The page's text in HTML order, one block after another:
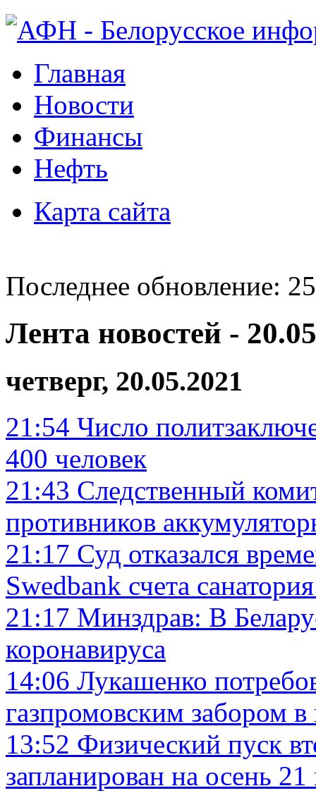
Главная
Новости
Финансы
Нефть
Карта сайта
Последнее обновление:
Лента новостей -
четверг, 20.05.2021
21:54 Число
400 человек
21:43 Следственный
противников
21:17 Суд отказался
Swedbank счета
21:17 Минздрав: В
коронавируса
14:06 Лукашенко
газпромовским забором
13:52 Физический пуск
запланирован на осень 21